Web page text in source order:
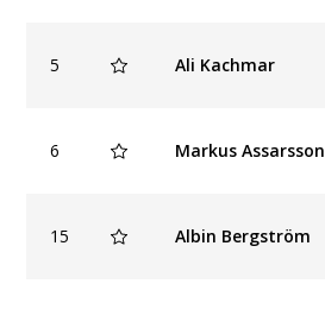
5 Ali Kachmar
6 Markus Assarsson
15 Albin Bergström